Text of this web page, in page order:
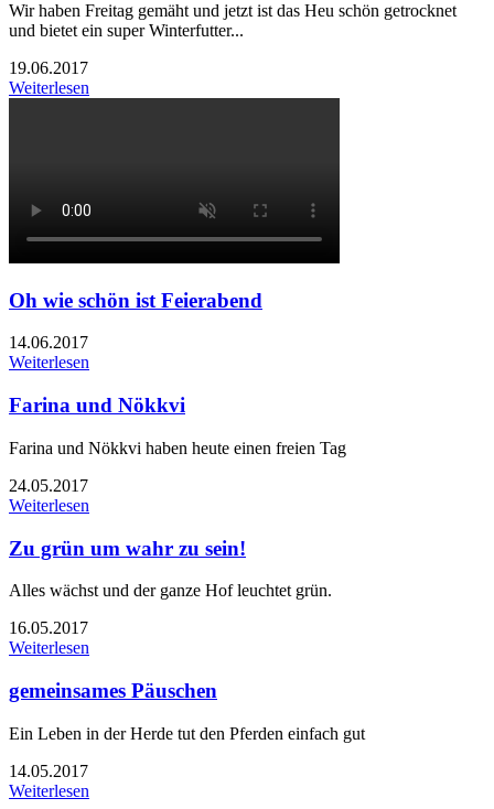
Wir haben Freitag gemäht und jetzt ist das Heu schön getrocknet
und bietet ein super Winterfutter...
19.06.2017
Weiterlesen
Oh wie schön ist Feierabend
14.06.2017
Weiterlesen
Farina und Nökkvi
Farina und Nökkvi haben heute einen freien Tag
24.05.2017
Weiterlesen
Zu grün um wahr zu sein!
Alles wächst und der ganze Hof leuchtet grün.
16.05.2017
Weiterlesen
gemeinsames Päuschen
Ein Leben in der Herde tut den Pferden einfach gut
14.05.2017
Weiterlesen